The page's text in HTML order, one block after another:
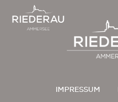
IMPRESSUM